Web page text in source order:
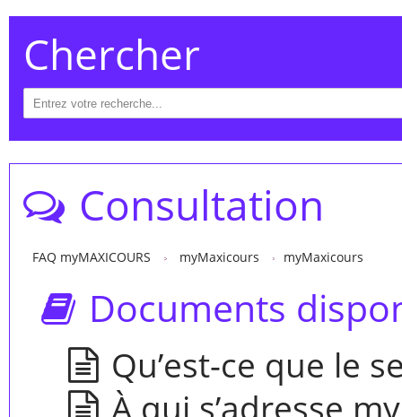
Chercher
Consultation
FAQ myMAXICOURS myMaxicours myMaxicours
Documents
Qu’est-ce que le
À qui s’adresse